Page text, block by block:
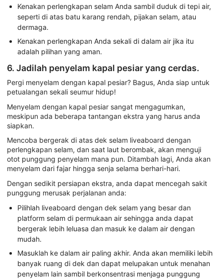
Kenakan perlengkapan selam Anda sambil duduk di tepi air,
seperti di atas batu karang rendah, pijakan selam, atau
dermaga.
Kenakan perlengkapan Anda sekali di dalam air jika itu
adalah pilihan yang aman.
6. Jadilah penyelam kapal pesiar yang cerdas.
Pergi menyelam dengan kapal pesiar? Bagus, Anda siap untuk
petualangan sekali seumur hidup!
Menyelam dengan kapal pesiar sangat mengagumkan,
meskipun ada beberapa tantangan ekstra yang harus anda
siapkan.
Mencoba bergerak di atas dek selam liveaboard dengan
perlengkapan selam, dan saat laut berombak, akan menguji
otot punggung penyelam mana pun. Ditambah lagi, Anda akan
menyelam dari fajar hingga senja selama berhari-hari.
Dengan sedikit persiapan ekstra, anda dapat mencegah sakit
punggung merusak perjalanan anda:
Pilihlah liveaboard dengan dek selam yang besar dan
platform selam di permukaan air sehingga anda dapat
bergerak lebih leluasa dan masuk ke dalam air dengan
mudah.
Masuklah ke dalam air paling akhir. Anda akan memiliki lebih
banyak ruang di dek dan dapat melupakan untuk menahan
penyelam lain sambil berkonsentrasi menjaga punggung